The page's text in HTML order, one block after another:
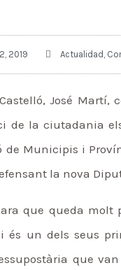
2019 Actualidad
José
de la ciutadania
de Municipis i
la nova
que queda
és un dels seus
que